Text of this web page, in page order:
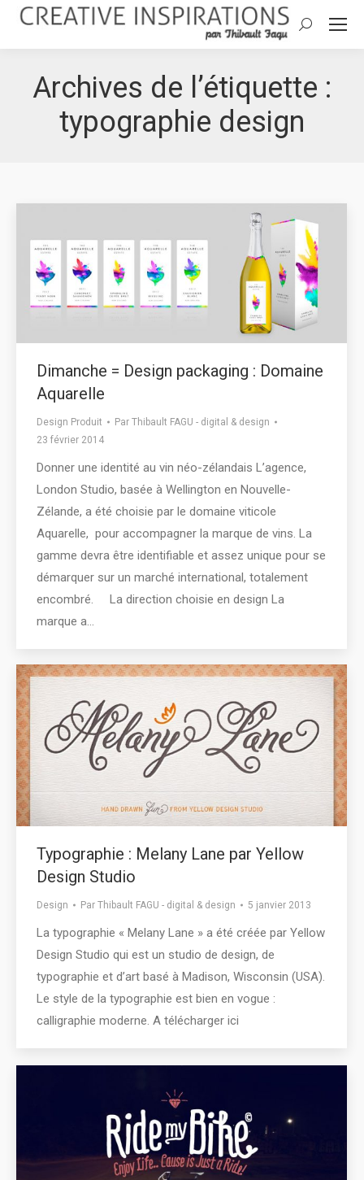
Search:
Archives de l’étiquette :
typographie design
Dimanche = Design packaging : Domaine
Aquarelle
Design Produit Par Thibault FAGU - digital & design
23 février 2014
Donner une identité au vin néo-zélandais L’agence,
London Studio, basée à Wellington en Nouvelle-
Zélande, a été choisie par le domaine viticole
Aquarelle, pour accompagner la marque de vins. La
gamme devra être identifiable et assez unique pour se
démarquer sur un marché international, totalement
encombré. La direction choisie en design La
marque a…
Typographie : Melany Lane par Yellow
Design Studio
Design Par Thibault FAGU - digital & design 5 janvier 2013
La typographie « Melany Lane » a été créée par Yellow
Design Studio qui est un studio de design, de
typographie et d’art basé à Madison, Wisconsin (USA).
Le style de la typographie est bien en vogue :
calligraphie moderne. A télécharger ici